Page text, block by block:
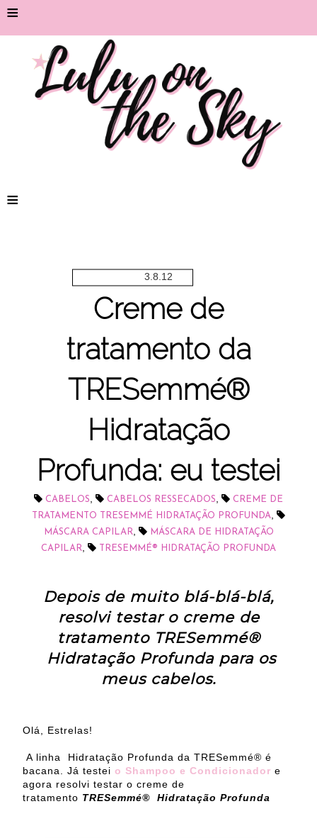
≡
≡
3.8.12
Creme de
tratamento da
TRESemmé®
Hidratação
Profunda: eu testei
CABELOS, CABELOS RESSECADOS,
CREME DE
TRATAMENTO TRESEMMÉ HIDRATAÇÃO PROFUNDA,
MÁSCARA CAPILAR,
MÁSCARA DE HIDRATAÇÃO
CAPILAR, TRESEMMÉ® HIDRATAÇÃO PROFUNDA
Depois de muito blá-blá-blá,
resolvi testar o creme de
tratamento TRESemmé®
Hidratação Profunda para os
meus cabelos.
Olá, Estrelas!
A linha Hidratação Profunda da TRESemmé® é
bacana. Já testei o Shampoo e Condicionador e
agora resolvi testar o creme de
tratamento TRESemmé® Hidratação Profunda